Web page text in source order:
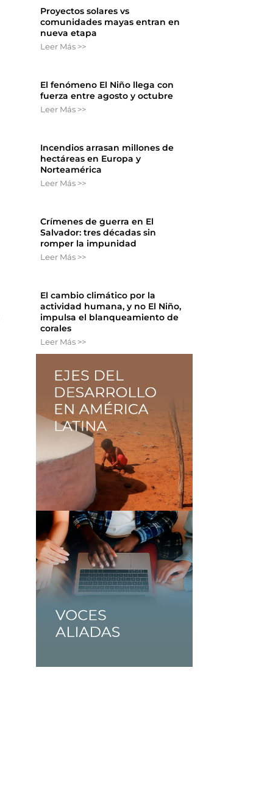
Proyectos solares vs
comunidades mayas entran en
nueva etapa
Leer Más >>
El fenómeno El Niño llega con
fuerza entre agosto y octubre
Leer Más >>
Incendios arrasan millones de
hectáreas en Europa y
Norteamérica
Leer Más >>
Crímenes de guerra en El
Salvador: tres décadas sin
romper la impunidad
Leer Más >>
El cambio climático por la
actividad humana, y no El Niño,
impulsa el blanqueamiento de
corales
Leer Más >>